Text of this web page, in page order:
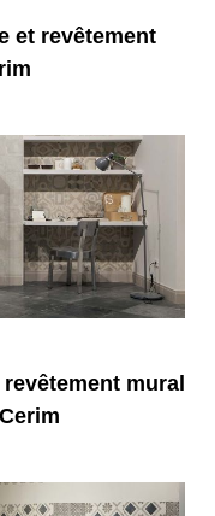
et revêtement
mural